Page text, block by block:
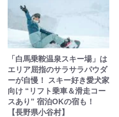
「白馬乗鞍温泉スキー場」は
エリア屈指のサラサラパウダ
ーが自慢！ スキー好き愛犬家
向け “リフト乗車＆滑走コー
スあり” 宿泊OKの宿も！
【長野県小谷村】